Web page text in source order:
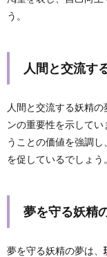
う。
人間と交流す
人間と交流する妖精の
ンの重要性を示して
うことの価値を強調
を促しているでしょう。
夢を守る妖精
夢を守る妖精の夢は、